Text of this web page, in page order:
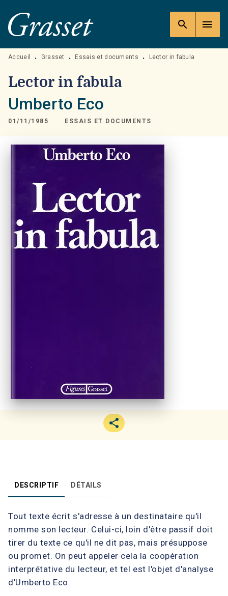
MENU RECHERCHE
PIED DE PAGE
search menu
Accueil • Grasset • Essais et documents • Lector in fabula
Lector in fabula
Umberto Eco
01/11/1985 ESSAIS ET DOCUMENTS
DESCRIPTIF DÉTAILS
Tout texte écrit s'adresse à un destinataire qu'il
nomme son lecteur. Celui-ci, loin d'être passif doit
tirer du texte ce qu'il ne dit pas, mais présuppose
ou promet. On peut appeler cela la coopération
interprétative du lecteur, et tel est l'objet d'analyse
d'Umberto Eco.